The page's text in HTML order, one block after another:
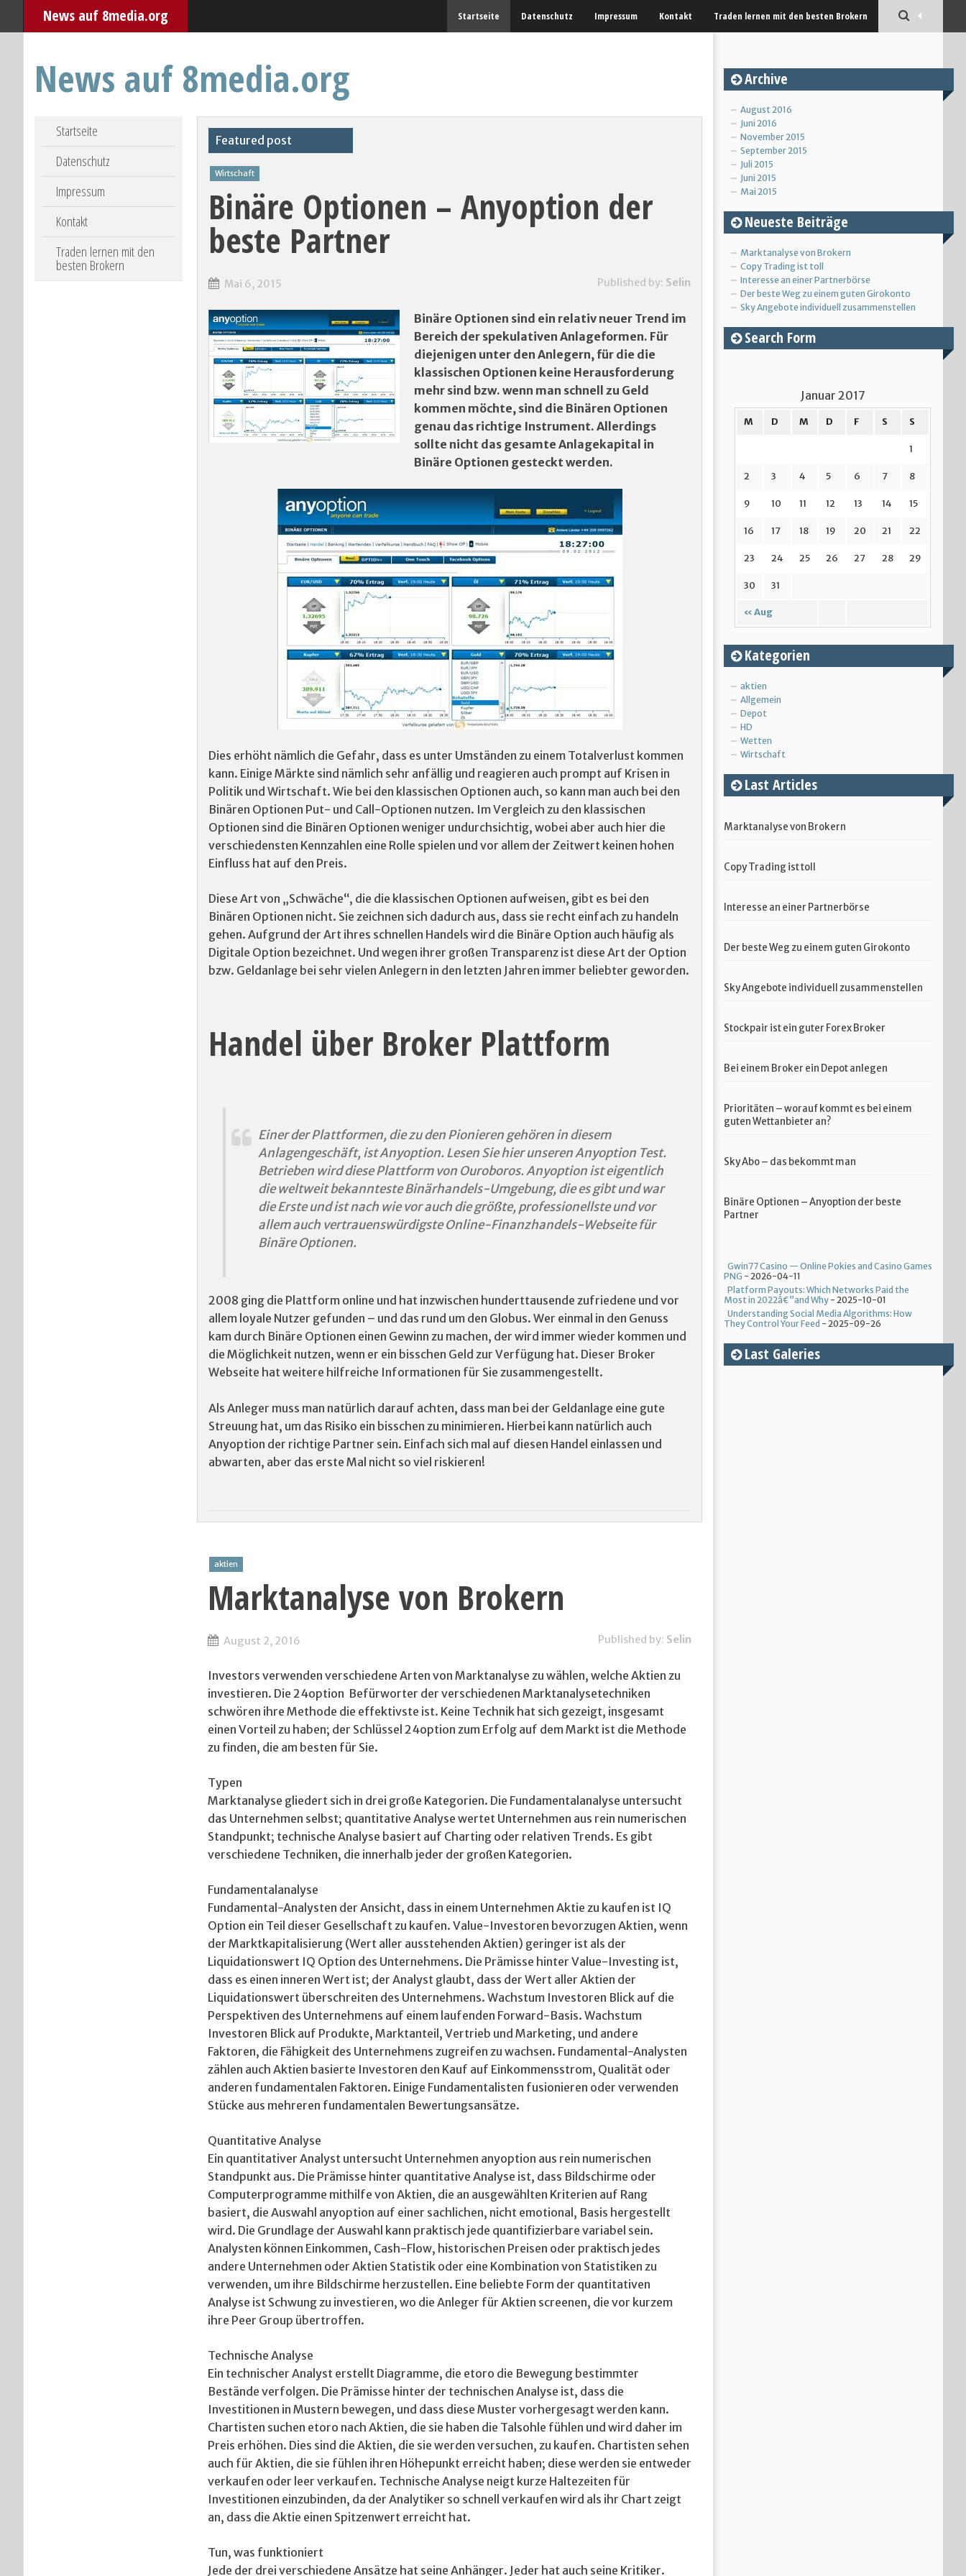
News auf 8media.org Startseite Datenschutz Impressum Kontakt Traden lernen mit den besten Brokern
News auf 8media.org
Skip to content
Startseite
Datenschutz
Impressum
Kontakt
Traden lernen mit den
besten Brokern
Featured post
Wirtschaft
Binäre Optionen – Anyoption der
beste Partner
Mai 6, 2015 Published by: Selin
Binäre Optionen sind ein relativ neuer Trend im
Bereich der spekulativen Anlageformen. Für
diejenigen unter den Anlegern, für die die
klassischen Optionen keine Herausforderung
mehr sind bzw. wenn man schnell zu Geld
kommen möchte, sind die Binären Optionen
genau das richtige Instrument. Allerdings
sollte nicht das gesamte Anlagekapital in
Binäre Optionen gesteckt werden.
Dies erhöht nämlich die Gefahr, dass es unter Umständen zu einem Totalverlust kommen
kann. Einige Märkte sind nämlich sehr anfällig und reagieren auch prompt auf Krisen in
Politik und Wirtschaft. Wie bei den klassischen Optionen auch, so kann man auch bei den
Binären Optionen Put- und Call-Optionen nutzen. Im Vergleich zu den klassischen
Optionen sind die Binären Optionen weniger undurchsichtig, wobei aber auch hier die
verschiedensten Kennzahlen eine Rolle spielen und vor allem der Zeitwert keinen hohen
Einfluss hat auf den Preis.
Diese Art von „Schwäche“, die die klassischen Optionen aufweisen, gibt es bei den
Binären Optionen nicht. Sie zeichnen sich dadurch aus, dass sie recht einfach zu handeln
gehen. Aufgrund der Art ihres schnellen Handels wird die Binäre Option auch häufig als
Digitale Option bezeichnet. Und wegen ihrer großen Transparenz ist diese Art der Option
bzw. Geldanlage bei sehr vielen Anlegern in den letzten Jahren immer beliebter geworden.
Handel über Broker Plattform
Einer der Plattformen, die zu den Pionieren gehören in diesem
Anlagengeschäft, ist Anyoption. Lesen Sie hier unseren Anyoption Test.
Betrieben wird diese Plattform von Ouroboros. Anyoption ist eigentlich
die weltweit bekannteste Binärhandels-Umgebung, die es gibt und war
die Erste und ist nach wie vor auch die größte, professionellste und vor
allem auch vertrauenswürdigste Online-Finanzhandels-Webseite für
Binäre Optionen.
2008 ging die Plattform online und hat inzwischen hunderttausende zufriedene und vor
allem loyale Nutzer gefunden – und das rund um den Globus. Wer einmal in den Genuss
kam durch Binäre Optionen einen Gewinn zu machen, der wird immer wieder kommen und
die Möglichkeit nutzen, wenn er ein bisschen Geld zur Verfügung hat. Dieser Broker
Webseite hat weitere hilfreiche Informationen für Sie zusammengestellt.
Als Anleger muss man natürlich darauf achten, dass man bei der Geldanlage eine gute
Streuung hat, um das Risiko ein bisschen zu minimieren. Hierbei kann natürlich auch
Anyoption der richtige Partner sein. Einfach sich mal auf diesen Handel einlassen und
abwarten, aber das erste Mal nicht so viel riskieren!
aktien
Marktanalyse von Brokern
August 2, 2016 Published by: Selin
Investors verwenden verschiedene Arten von Marktanalyse zu wählen, welche Aktien zu
investieren. Die 24option Befürworter der verschiedenen Marktanalysetechniken
schwören ihre Methode die effektivste ist. Keine Technik hat sich gezeigt, insgesamt
einen Vorteil zu haben; der Schlüssel 24option zum Erfolg auf dem Markt ist die Methode
zu finden, die am besten für Sie.
Typen
Marktanalyse gliedert sich in drei große Kategorien. Die Fundamentalanalyse untersucht
das Unternehmen selbst; quantitative Analyse wertet Unternehmen aus rein numerischen
Standpunkt; technische Analyse basiert auf Charting oder relativen Trends. Es gibt
verschiedene Techniken, die innerhalb jeder der großen Kategorien.
Fundamentalanalyse
Fundamental-Analysten der Ansicht, dass in einem Unternehmen Aktie zu kaufen ist IQ
Option ein Teil dieser Gesellschaft zu kaufen. Value-Investoren bevorzugen Aktien, wenn
der Marktkapitalisierung (Wert aller ausstehenden Aktien) geringer ist als der
Liquidationswert IQ Option des Unternehmens. Die Prämisse hinter Value-Investing ist,
dass es einen inneren Wert ist; der Analyst glaubt, dass der Wert aller Aktien der
Liquidationswert überschreiten des Unternehmens. Wachstum Investoren Blick auf die
Perspektiven des Unternehmens auf einem laufenden Forward-Basis. Wachstum
Investoren Blick auf Produkte, Marktanteil, Vertrieb und Marketing, und andere
Faktoren, die Fähigkeit des Unternehmens zugreifen zu wachsen. Fundamental-Analysten
zählen auch Aktien basierte Investoren den Kauf auf Einkommensstrom, Qualität oder
anderen fundamentalen Faktoren. Einige Fundamentalisten fusionieren oder verwenden
Stücke aus mehreren fundamentalen Bewertungsansätze.
Quantitative Analyse
Ein quantitativer Analyst untersucht Unternehmen anyoption aus rein numerischen
Standpunkt aus. Die Prämisse hinter quantitative Analyse ist, dass Bildschirme oder
Computerprogramme mithilfe von Aktien, die an ausgewählten Kriterien auf Rang
basiert, die Auswahl anyoption auf einer sachlichen, nicht emotional, Basis hergestellt
wird. Die Grundlage der Auswahl kann praktisch jede quantifizierbare variabel sein.
Analysten können Einkommen, Cash-Flow, historischen Preisen oder praktisch jedes
andere Unternehmen oder Aktien Statistik oder eine Kombination von Statistiken zu
verwenden, um ihre Bildschirme herzustellen. Eine beliebte Form der quantitativen
Analyse ist Schwung zu investieren, wo die Anleger für Aktien screenen, die vor kurzem
ihre Peer Group übertroffen.
Technische Analyse
Ein technischer Analyst erstellt Diagramme, die etoro die Bewegung bestimmter
Bestände verfolgen. Die Prämisse hinter der technischen Analyse ist, dass die
Investitionen in Mustern bewegen, und dass diese Muster vorhergesagt werden kann.
Chartisten suchen etoro nach Aktien, die sie haben die Talsohle fühlen und wird daher im
Preis erhöhen. Dies sind die Aktien, die sie werden versuchen, zu kaufen. Chartisten sehen
auch für Aktien, die sie fühlen ihren Höhepunkt erreicht haben; diese werden sie entweder
verkaufen oder leer verkaufen. Technische Analyse neigt kurze Haltezeiten für
Investitionen einzubinden, da der Analytiker so schnell verkaufen wird als ihr Chart zeigt
an, dass die Aktie einen Spitzenwert erreicht hat.
Tun, was funktioniert
Jede der drei verschiedene Ansätze hat seine Anhänger. Jeder hat auch seine Kritiker.
Archive
August 2016
Juni 2016
November 2015
September 2015
Juli 2015
Juni 2015
Mai 2015
Neueste Beiträge
Marktanalyse von Brokern
Copy Trading ist toll
Interesse an einer Partnerbörse
Der beste Weg zu einem guten Girokonto
Sky Angebote individuell zusammenstellen
Search Form
Januar 2017
M D M D F S S
« Aug
1
2 3 4 5 6 7 8
9 10 11 12 13 14 15
16 17 18 19 20 21 22
23 24 25 26 27 28 29
30 31
Kategorien
aktien
Allgemein
Depot
HD
Wetten
Wirtschaft
Last Articles
Marktanalyse von Brokern
Copy Trading ist toll
Interesse an einer Partnerbörse
Der beste Weg zu einem guten Girokonto
Sky Angebote individuell zusammenstellen
Stockpair ist ein guter Forex Broker
Bei einem Broker ein Depot anlegen
Prioritäten – worauf kommt es bei einem
guten Wettanbieter an?
Sky Abo – das bekommt man
Binäre Optionen – Anyoption der beste
Partner
Gwin77 Casino — Online Pokies and Casino Games
PNG - 2026-04-11
Platform Payouts: Which Networks Paid the
Most in 2022â€”and Why - 2025-10-01
Understanding Social Media Algorithms: How
They Control Your Feed - 2025-09-26
Last Galeries